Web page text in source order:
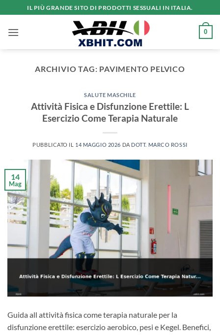
ai
contenuti
IL PIÙ GRANDE SITO DI PRODOTTI SESSUALI IN ITALIA.
0
ARCHIVIO TAG: PAVIMENTO PELVICO
SALUTE MASCHILE
Attività Fisica e Disfunzione Erettile: L
Esercizio Come Terapia Naturale
PUBBLICATO IL 14 MAGGIO 2026 DA DOTT. MARCO ROSSI
14
Mag
Guida all attività fisica come terapia naturale per la
disfunzione erettile: esercizio aerobico, pesi e Kegel. Benefici,